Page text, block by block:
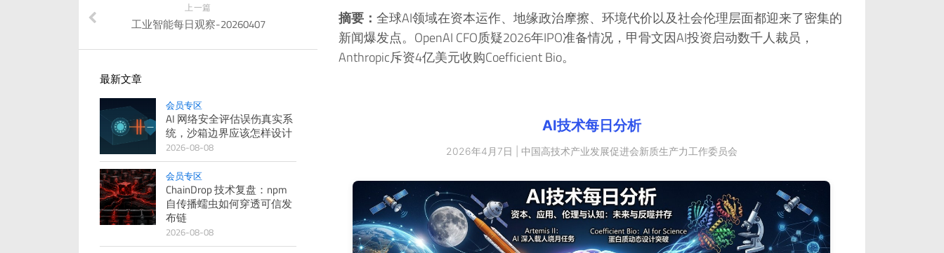
摘要： 全球AI领域在资本运作、地缘政治摩擦、环境代价以及社会伦理层面都迎来了密集的
新闻爆发点。OpenAI CFO质疑2026年IPO准备情况，甲骨文因AI投资启动数千人裁员，
Anthropic斥资4亿美元收购Coefficient Bio。
AI技术每日分析
2026年4月7日 | 中国高技术产业发展促进会新质生产力工作委员会
上一篇
工业智能每日观察-20260407
最新文章
会员专区
AI 网络安全评估误伤真实系
统，沙箱边界应该怎样设计
2026-08-08
会员专区
ChainDrop 技术复盘：npm
自传播蠕虫如何穿透可信发
布链
2026-08-08